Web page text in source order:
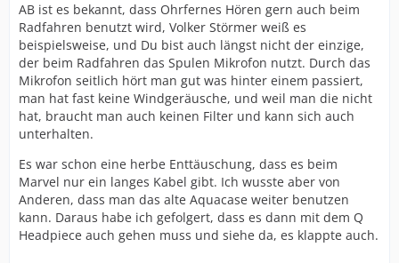
AB ist es bekannt, dass Ohrfernes Hören gern auch beim
Radfahren benutzt wird, Volker Störmer weiß es
beispielsweise, und Du bist auch längst nicht der einzige,
der beim Radfahren das Spulen Mikrofon nutzt. Durch das
Mikrofon seitlich hört man gut was hinter einem passiert,
man hat fast keine Windgeräusche, und weil man die nicht
hat, braucht man auch keinen Filter und kann sich auch
unterhalten.
Es war schon eine herbe Enttäuschung, dass es beim
Marvel nur ein langes Kabel gibt. Ich wusste aber von
Anderen, dass man das alte Aquacase weiter benutzen
kann. Daraus habe ich gefolgert, dass es dann mit dem Q
Headpiece auch gehen muss und siehe da, es klappte auch.